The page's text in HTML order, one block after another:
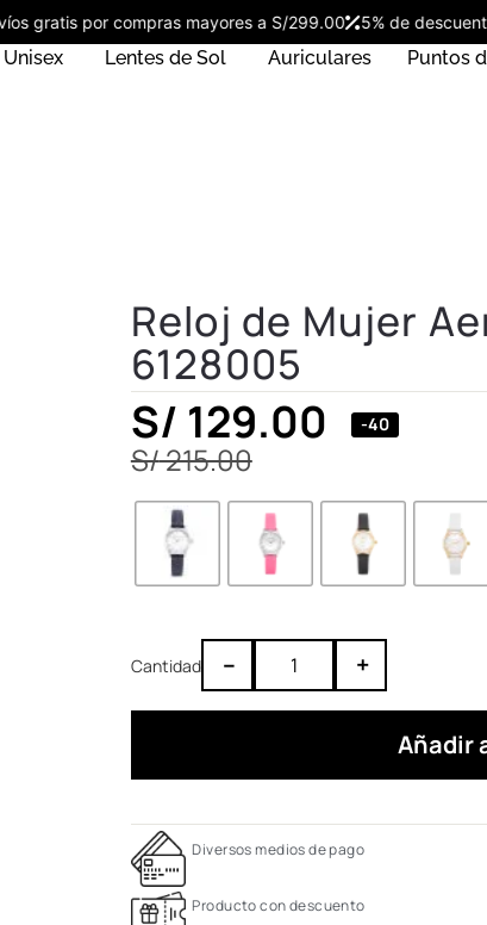
Envíos gratis por compras mayores a S/299.00 5% de
Unisex Lentes de Sol Auriculares Puntos
Reloj de Mujer
6128005
S/215.00
S/ 129.00 -40
– +
Añadir
Diversos medios de pago
Producto con descuento